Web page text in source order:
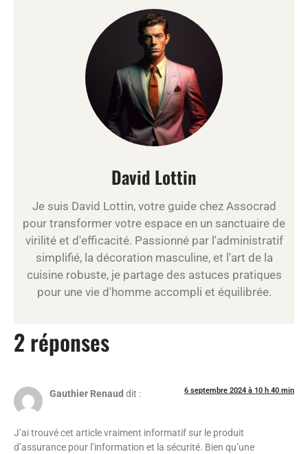
David Lottin
Je suis David Lottin, votre guide chez Assocrad
pour transformer votre espace en un sanctuaire de
virilité et d'efficacité. Passionné par l'administratif
simplifié, la décoration masculine, et l'art de la
cuisine robuste, je partage des astuces pratiques
pour une vie d'homme accompli et équilibrée.
2 réponses
Gauthier Renaud dit : 6 septembre 2024 à 10 h 40 min
J’ai trouvé cet article vraiment informatif sur le produit
d’assurance pour l’information et la sécurité. Bien qu’une